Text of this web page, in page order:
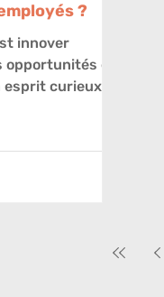
?
innover
et
curieux le